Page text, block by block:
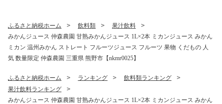
干し 健康食品 南高梅干し 三
重県 熊野市【frsn0031A】
干し 健康食品 南高梅干し 三
重県 熊野市【frsn0031A】
ふるさと納税ホーム 飲料類
果汁飲料
みかんジュース 仲森農園 甘熟みかんジュース 1L×2本 ミカンジュース みかん
ミカン 温州みかん ストレート フルーツジュース フルーツ 果物 くだもの 人
気 数量限定 仲森農園 三重県 熊野市【nkmr0025】
ふるさと納税ホーム ランキング
飲料類ランキング
果汁飲料ランキング
みかんジュース 仲森農園 甘熟みかんジュース 1L×2本 ミカンジュース みかん